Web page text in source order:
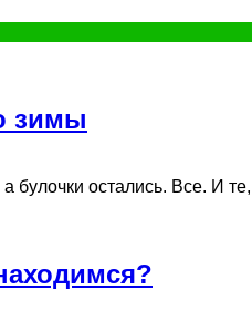
зимы
остались. Все. И